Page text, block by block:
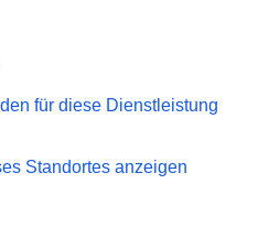
für diese Dienstleistung
Standortes anzeigen